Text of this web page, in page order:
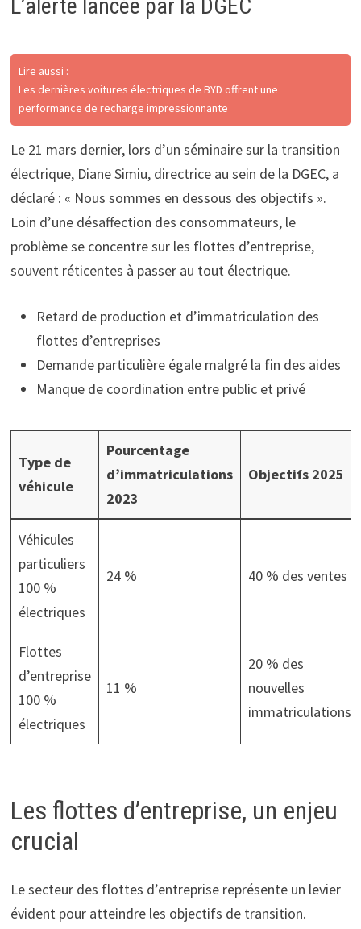
L’alerte lancée par la DGEC
Lire aussi :
Les dernières voitures électriques de BYD offrent une
performance de recharge impressionnante
Le 21 mars dernier, lors d’un séminaire sur la transition
électrique, Diane Simiu, directrice au sein de la DGEC, a
déclaré : « Nous sommes en dessous des objectifs ».
Loin d’une désaffection des consommateurs, le
problème se concentre sur les flottes d’entreprise,
souvent réticentes à passer au tout électrique.
Retard de production et d’immatriculation des
flottes d’entreprises
Demande particulière égale malgré la fin des aides
Manque de coordination entre public et privé
Type de
véhicule
Pourcentage
d’immatriculations
2023
Objectifs 2025
Véhicules
particuliers
100 %
électriques
24 % 40 % des ventes
Flottes
d’entreprise
100 %
électriques
11 %
20 % des
nouvelles
immatriculations
Les flottes d’entreprise, un enjeu
crucial
Le secteur des flottes d’entreprise représente un levier
évident pour atteindre les objectifs de transition.